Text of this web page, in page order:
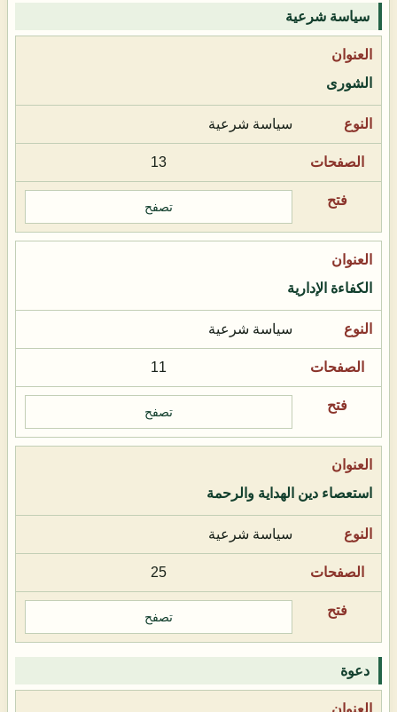
سياسة شرعية
الشورى
سياسة شرعية
13
تصفح
الكفاءة الإدارية
سياسة شرعية
11
تصفح
استعصاء دين الهداية والرحمة
سياسة شرعية
25
تصفح
دعوة